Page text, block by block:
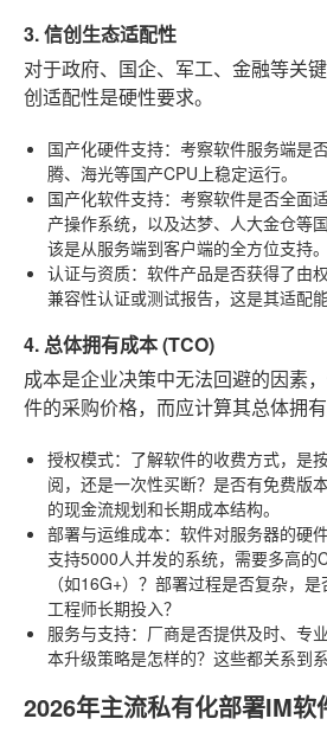
3. 信创生态适配性
对于政府、国企、军工、金融等关
创适配性是硬性要求。
国产化硬件支持：考察软件服务端是
腾、海光等国产CPU上稳定运行。
国产化软件支持：考察软件是否全面
产操作系统，以及达梦、人大金仓等
该是从服务端到客户端的全方位支持。
认证与资质：软件产品是否获得了由
兼容性认证或测试报告，这是其适配
4. 总体拥有成本 (TCO)
成本是企业决策中无法回避的因素
件的采购价格，而应计算其总体拥有
授权模式：了解软件的收费方式，是
阅，还是一次性买断？是否有免费版
的现金流规划和长期成本结构。
部署与运维成本：软件对服务器的硬
支持5000人并发的系统，需要多高的
（如16G+）？部署过程是否复杂，
工程师长期投入？
服务与支持：厂商是否提供及时、专
本升级策略是怎样的？这些都关系到
2026年主流私有化部署IM软